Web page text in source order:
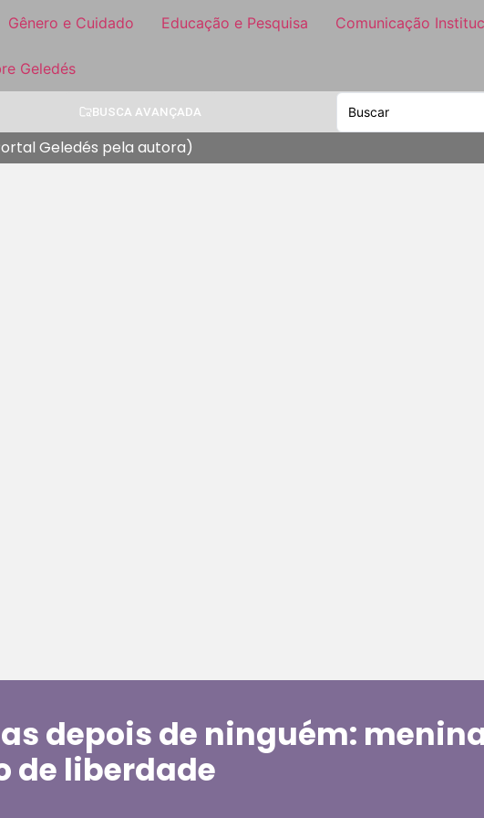
Gênero e Cuidado Educação e Pesquisa Comunicação
Geledés
BUSCA AVANÇADA
Geledés pela autora)
depois de ninguém:
de liberdade